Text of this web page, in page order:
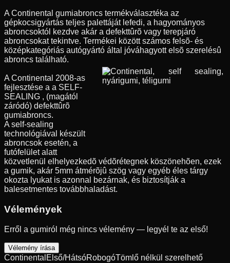
A Continental gumiabroncs termékválasztéka az
gépkocsigyártás teljes palettáját lefedi, a hagyományos
abroncsoktól kezdve akár a defekttûrõ vagy terepjáró
abroncsokat tekintve. Termékei között számos felsõ- és
középkategóriás autógyártó által jóváhagyott elsõ szerelésû
abroncs található.
A Continental 2008-as
fejlesztése a a SELF-
SEALING , (magától
záródó) defekttûrõ
gumiabroncs.
A self-sealing
technológiával készült
abroncsok esetén, a
futófelület alatt
közvetlenül elhelyezkedõ védõrétegnek köszönehõen, ezek
a gumik, akár 5mm átmérõjû szög vagy egyéb éles tárgy
okozta lyukat is azonnal bezárnak, és biztosítják a
balesetmentes továbbhaladást.
Vélemények
Erről a gumiról még nincs vélemény — legyél te az első!
Vélemény írása
Continental Első/HátsóRobogóTömlő nélkül szerelhető